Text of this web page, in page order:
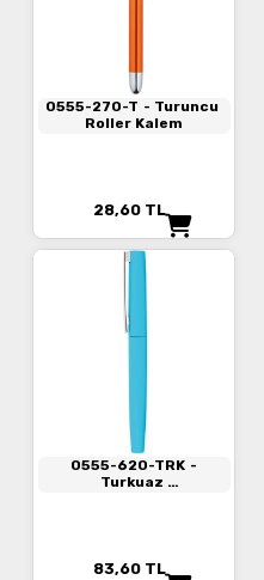
0555-270-T - Turuncu
Roller Kalem
28,60 TL
0555-620-TRK -
Turkuaz
83,60 TL